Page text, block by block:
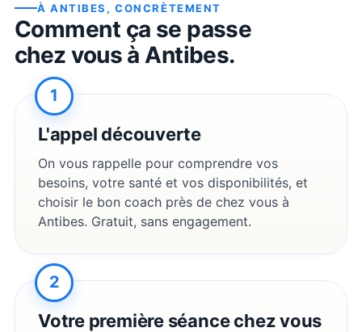
ÀANTIBES , CONCRÈTEMENT
Comment ça se passe
chez vous à Antibes.
1
L'appel découverte
On vous rappelle pour comprendre vos
besoins, votre santé et vos disponibilités, et
choisir le bon coach près de chez vous à
Antibes. Gratuit, sans engagement.
2
Votre première séance chez vous